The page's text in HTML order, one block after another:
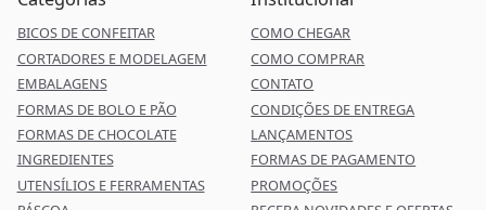
BICOS DE CONFEITAR
CORTADORES E MODELAGEM
EMBALAGENS
FORMAS DE BOLO E PÃO
FORMAS DE CHOCOLATE
INGREDIENTES
UTENSÍLIOS E FERRAMENTAS
COMO CHEGAR
COMO COMPRAR
CONTATO
CONDIÇÕES DE ENTREGA
LANÇAMENTOS
FORMAS DE PAGAMENTO
PROMOÇÕES